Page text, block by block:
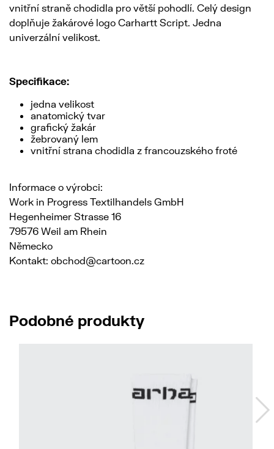
vnitřní straně chodidla pro větší pohodlí. Celý design
doplňuje žakárové logo Carhartt Script. Jedna
univerzální velikost.
Specifikace:
jedna velikost
anatomický tvar
grafický žakár
žebrovaný lem
vnitřní strana chodidla z francouzského froté
Informace o výrobci:
Work in Progress Textilhandels GmbH
Hegenheimer Strasse 16
79576 Weil am Rhein
Německo
Kontakt: obchod@cartoon.cz
Podobné produkty